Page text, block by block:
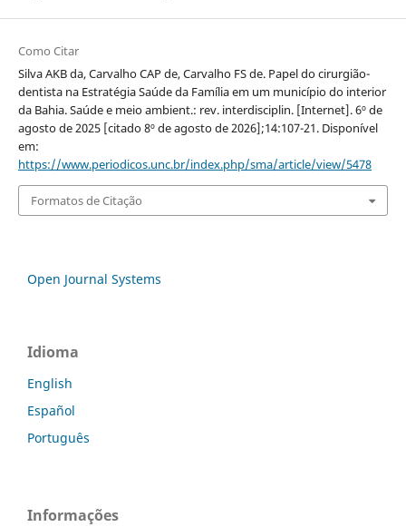
Como Citar
Silva AKB da, Carvalho CAP de, Carvalho FS de. Papel do cirurgião-
dentista na Estratégia Saúde da Família em um município do interior
da Bahia. Saúde e meio ambient.: rev. interdisciplin. [Internet]. 6º de
agosto de 2025 [citado 8º de agosto de 2026];14:107-21. Disponível
em:
https://www.periodicos.unc.br/index.php/sma/article/view/5478
Formatos de Citação
Open Journal Systems
Idioma
English
Español
Português
Informações